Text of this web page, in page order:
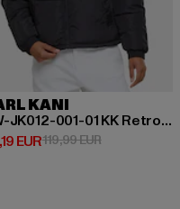
EUR
KANI
KW-JK012-001-01 KK Retro Essential Puffer Jacket
EUR Preis: 85,19 EUR
119,99 EURAktionspreis: